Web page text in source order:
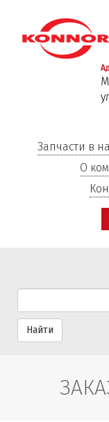
Запчасти в
О
Найти